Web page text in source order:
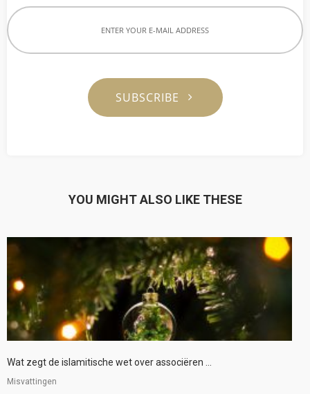
SUBSCRIBE
YOU MIGHT ALSO LIKE THESE
Wat zegt de islamitische wet over associëren ...
Misvattingen